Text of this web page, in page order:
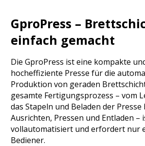
GproPress –
einfach gemacht
Die GproPress ist eine kompakte
hocheffiziente Presse für die
Produktion von geraden
gesamte Fertigungsprozess – vom
das Stapeln und Beladen der Presse
Ausrichten, Pressen und Entladen –
vollautomatisiert und erfordert nur
Bediener.